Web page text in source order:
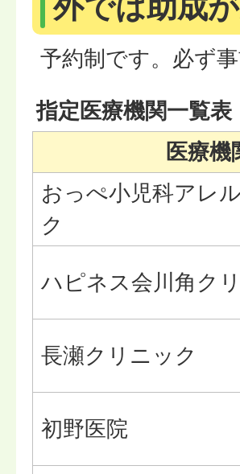
予約制です。必ず
指定医療機関一覧表
医療機
おっぺ小児科アレ
ク
ハピネス会川角ク
長瀬クリニック
初野医院